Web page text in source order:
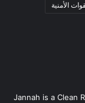
الأمنية
Jannah is a Clean